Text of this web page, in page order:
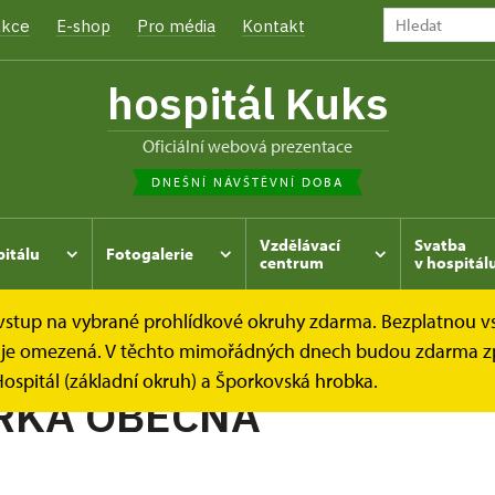
E-shop Pro média Kontakt
hospitál Kuks
oficiální webová prezentace
DNEŠNÍ NÁVŠTĚVNÍ DOBA
Fotogalerie
Vzdělávací
centrum
Svatba
v
na vybrané prohlídkové okruhy zdarma. Bezplatnou
omezená. V těchto mimořádných dnech budou zdarma
(základní okruh) a Šporkovská hrobka.
Kukský herbář - aneb co u nás roste...
OBECNÁ